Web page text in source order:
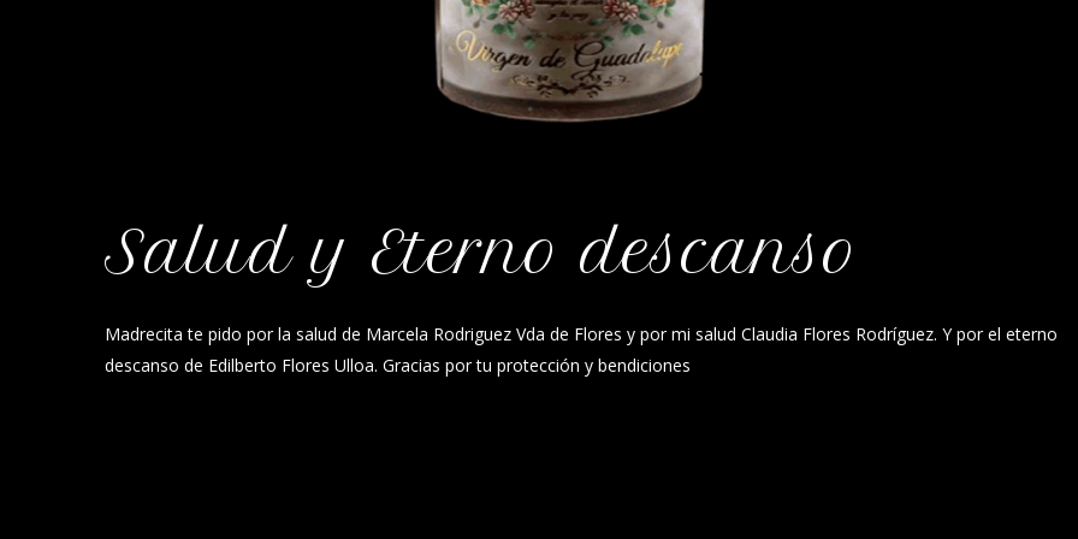
Salud y Eterno descanso
Madrecita te pido por la salud de Marcela Rodriguez Vda de Flores y por mi salud Claudia Flores Rodríguez. Y por el eterno
descanso de Edilberto Flores Ulloa. Gracias por tu protección y bendiciones